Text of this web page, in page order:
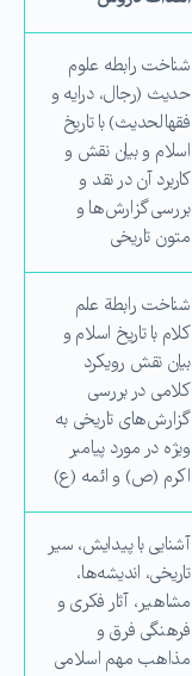
شناخت رابطه علوم
حدیث (رجال، درایه و
فقه­الحدیث) با تاریخ
اسلام و بیان نقش و
كاربرد آن در نقد و
بررسی گزارش‌ها و
متون تاریخی
شناخت رابطة علم
كلام با تاریخ اسلام و
بیان نقش رویکرد
کلامی در بررسی
گزارش‌های تاریخی به
ویژه در مورد پیامبر
اكرم (ص) و ائمه (ع)
آشنایی با پیدایش، سیر
تاریخی، اندیشه‌ها،
مشاهیر، آثار فکری و
فرهنگی فرق و
مذاهب مهم اسلامی